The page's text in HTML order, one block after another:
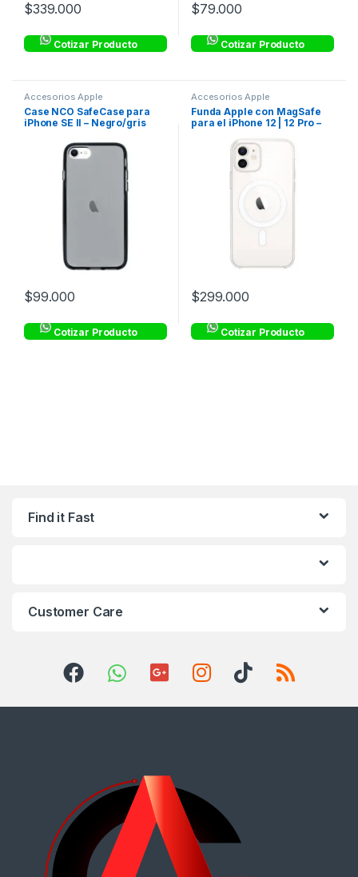
$339.000
Cotizar Producto
$79.000
Cotizar Producto
Accesorios Apple
Case NCO SafeCase para
iPhone SE II – Negro/gris
$99.000
Cotizar Producto
Accesorios Apple
Funda Apple con MagSafe
para el iPhone 12 | 12 Pro –
$299.000
Cotizar Producto
Find it Fast
Customer Care